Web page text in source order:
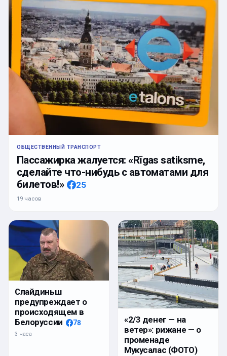
ОБЩЕСТВЕННЫЙ ТРАНСПОРТ
Пассажирка жалуется: «Rīgas satiksme,
сделайте что-нибудь с автоматами для
билетов!»
25
19 часов
Слайдиньш
предупреждает о
происходящем в
Белоруссии
78
3 часа
«2/3 денег — на
ветер»: рижане — о
променаде
Мукусалас (ФОТО)